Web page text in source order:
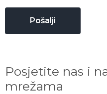
Posjetite nas i
mrežama